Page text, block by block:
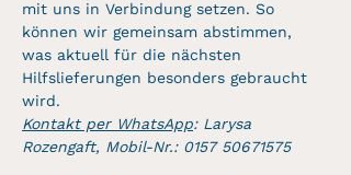
mit uns in Verbindung setzen. So
können wir gemeinsam abstimmen,
was aktuell für die nächsten
Hilfslieferungen besonders gebraucht
wird.
Kontakt per WhatsApp: Larysa
Rozengaft, Mobil-Nr.: 0157 50671575